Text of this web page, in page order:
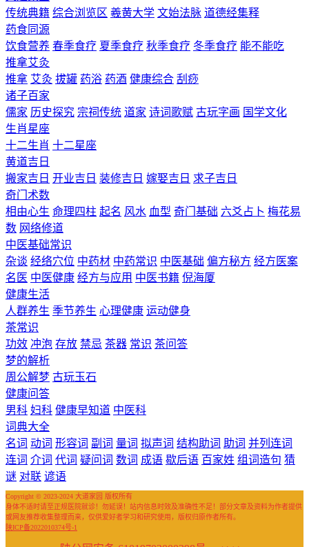
传统典籍 综合浏览区 羲黄大学 文始法脉 道德经集释
药食同源
饮食营养 春季食疗 夏季食疗 秋季食疗 冬季食疗 能不能吃
推拿艾灸
推拿 艾灸 拔罐 药浴 药酒 健康综合 刮痧
诸子百家
儒家 历史探究 宗祠传统 道家 诗词歌赋 古玩字画 国学文化
生肖星座
十二生肖 十二星座
黄道吉日
搬家吉日 开业吉日 装修吉日 嫁娶吉日 求子吉日
奇门术数
相由心生 命理四柱 起名 风水 血型 奇门基础 六爻占卜 梅花易
数 网络修道
中医基础常识
杂谈 经络穴位 中药材 中药常识 中医基础 偏方秘方 经方医案
名医 中医健康 经方与应用 中医书籍 倪海厦
健康生活
人群养生 季节养生 心理健康 运动健身
茶常识
功效 冲泡 存放 禁忌 茶器 常识 茶问答
梦的解析
周公解梦 古玩玉石
健康问答
男科 妇科 健康早知道 中医科
词典大全
名词 动词 形容词 副词 量词 拟声词 结构助词 助词 并列连词
连词 介词 代词 疑问词 数词 成语 歇后语 百家姓 组词造句 猜
谜 对联 谚语
Copyright © 2023-2024 大道家园 版权所有
身体不适时请至正规医院就诊！勿延误！站内信息时效及准确性不足！部分文章及资料为作者提供
或网友推荐收集整理而来，仅供爱好者学习和研究使用，版权归原作者所有。
陕ICP备2022010374号-1